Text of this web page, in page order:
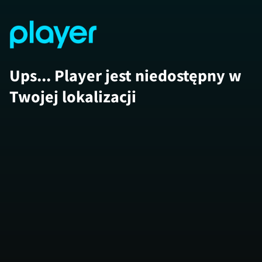
Ups... Player jest niedostępny w
Twojej lokalizacji